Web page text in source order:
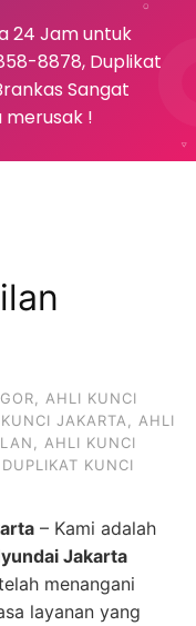
24 Jam untuk
8878, Duplikat
Sangat
!
AHLI KUNCI
JAKARTA
AHLI
AHLI KUNCI
DUPLIKAT KUNCI
– Kami adalah
Jakarta
menangani
layanan yang